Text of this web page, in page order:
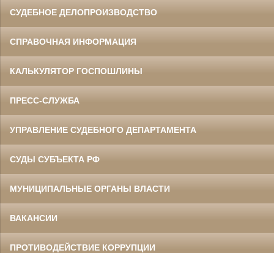
СУДЕБНОЕ ДЕЛОПРОИЗВОДСТВО
СПРАВОЧНАЯ ИНФОРМАЦИЯ
КАЛЬКУЛЯТОР ГОСПОШЛИНЫ
ПРЕСС-СЛУЖБА
УПРАВЛЕНИЕ СУДЕБНОГО ДЕПАРТАМЕНТА
СУДЫ СУБЪЕКТА РФ
МУНИЦИПАЛЬНЫЕ ОРГАНЫ ВЛАСТИ
ВАКАНСИИ
ПРОТИВОДЕЙСТВИЕ КОРРУПЦИИ